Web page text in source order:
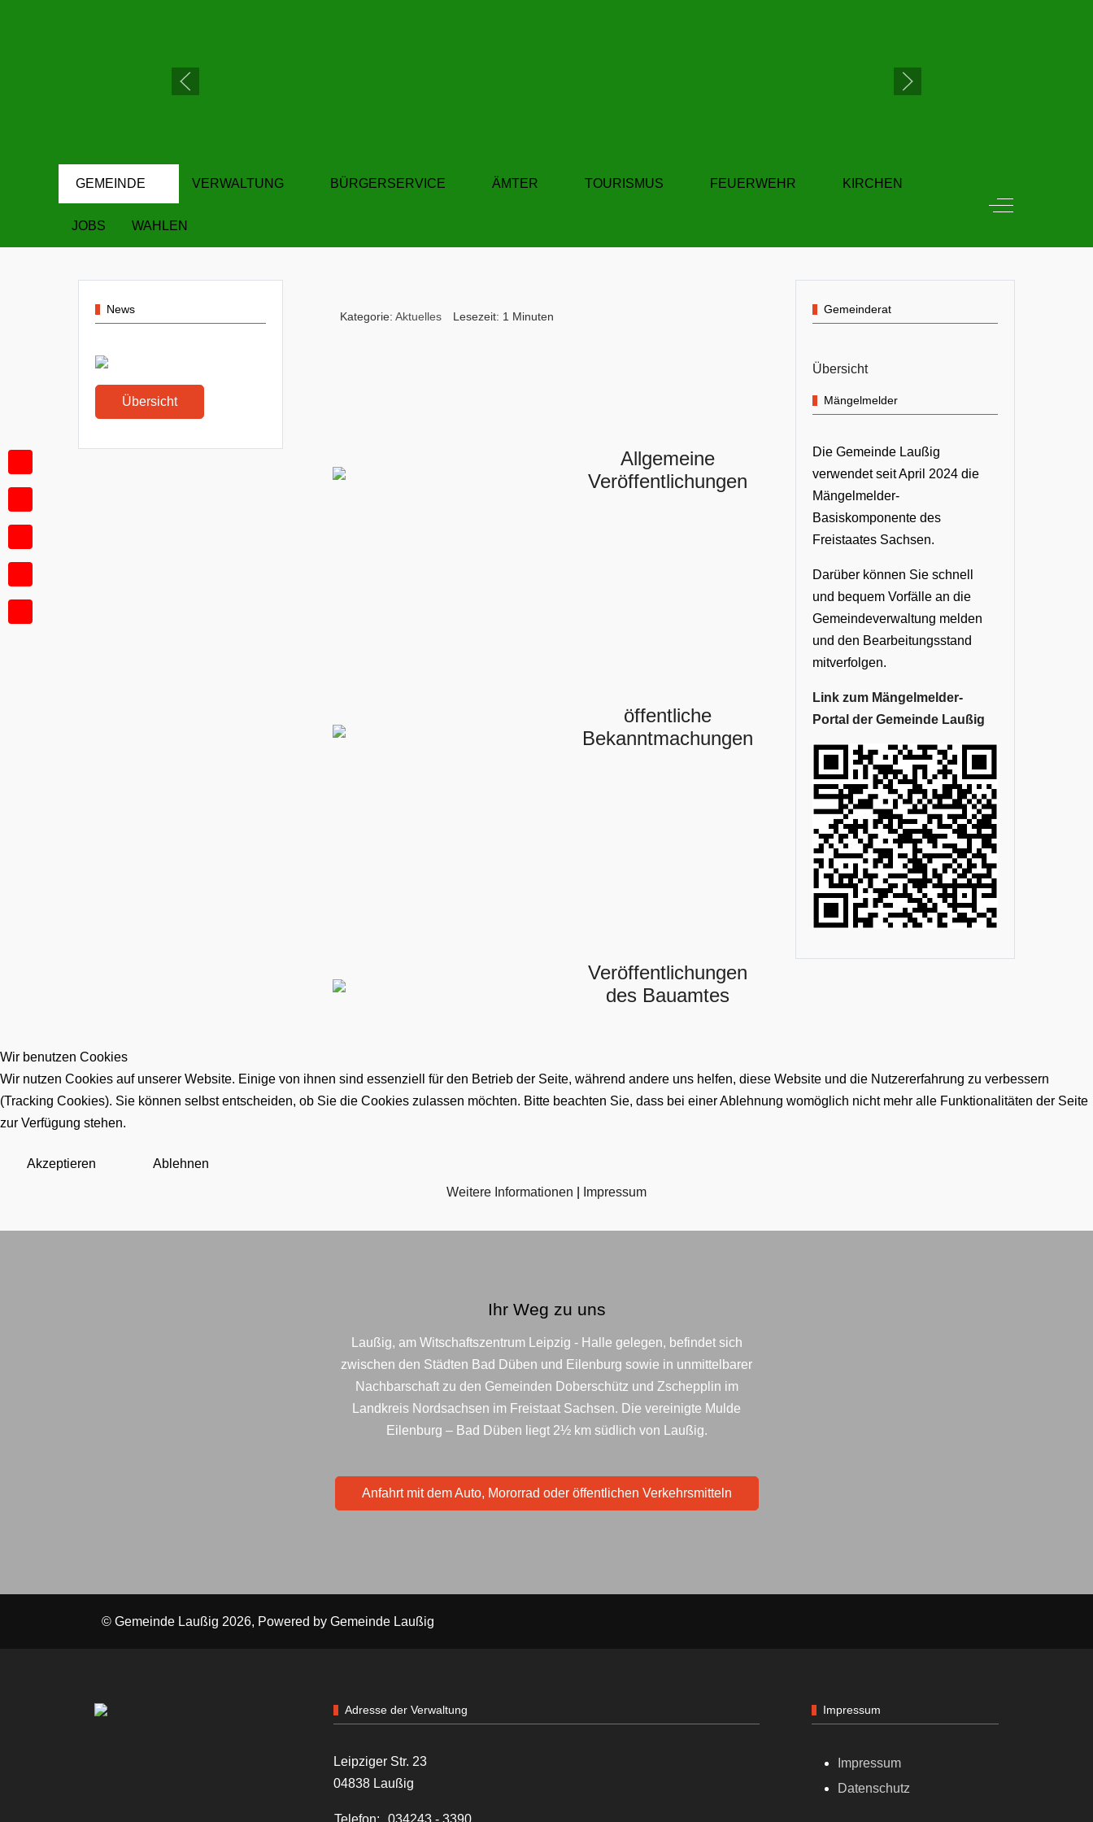
GEMEINDE VERWALTUNG BÜRGERSERVICE ÄMTER TOURISMUS FEUERWEHR KIRCHEN
JOBS WAHLEN
Off-Canvas
News
Übersicht
Kategorie: Aktuelles Lesezeit: 1 Minuten
Allgemeine
Veröffentlichungen
öffentliche
Bekanntmachungen
Veröffentlichungen
des Bauamtes
Gemeinderat
Übersicht
Mängelmelder
Die Gemeinde Laußig
verwendet seit April 2024 die
Mängelmelder-
Basiskomponente des
Freistaates Sachsen.
Darüber können Sie schnell
und bequem Vorfälle an die
Gemeindeverwaltung melden
und den Bearbeitungsstand
mitverfolgen.
Link zum Mängelmelder-
Portal der Gemeinde Laußig
Ihr Weg zu uns
Laußig, am Witschaftszentrum Leipzig - Halle gelegen, befindet sich
zwischen den Städten Bad Düben und Eilenburg sowie in unmittelbarer
Nachbarschaft zu den Gemeinden Doberschütz und Zschepplin im
Landkreis Nordsachsen im Freistaat Sachsen. Die vereinigte Mulde
Eilenburg – Bad Düben liegt 2½ km südlich von Laußig.
Anfahrt mit dem Auto, Mororrad oder öffentlichen Verkehrsmitteln
© Gemeinde Laußig 2026, Powered by Gemeinde Laußig
Adresse der Verwaltung
Leipziger Str. 23
04838 Laußig
Impressum
Impressum
Datenschutz
Wir benutzen Cookies
Wir nutzen Cookies auf unserer Website. Einige von ihnen sind essenziell für den Betrieb der Seite, während andere uns helfen, diese Website und die Nutzererfahrung zu verbessern
(Tracking Cookies). Sie können selbst entscheiden, ob Sie die Cookies zulassen möchten. Bitte beachten Sie, dass bei einer Ablehnung womöglich nicht mehr alle Funktionalitäten der Seite
zur Verfügung stehen.
Akzeptieren Ablehnen
Weitere Informationen Impressum